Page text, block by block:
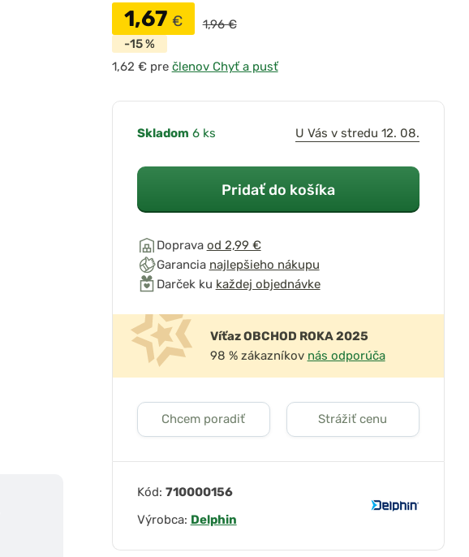
1,67 €
1,96 €
-15 %
pre členov Chyť a pusť
Skladom 6 ks U Vás v stredu 12. 08.
Pridať do košíka
Doprava od 2,99 €
Garancia najlepšieho nákupu
Darček ku každej objednávke
Víťaz OBCHOD ROKA 2025
98 % zákazníkov nás odporúča
Chcem poradiť Strážiť cenu
Kód: 710000156
Výrobca: Delphin